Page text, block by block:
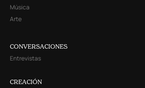
Música
Arte
CONVERSACIONES
Entrevistas
CREACIÓN